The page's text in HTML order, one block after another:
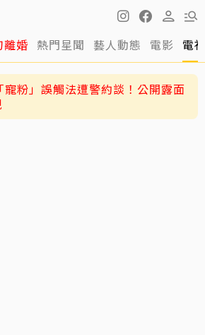
離婚 熱門星聞 藝人動態 電影 電
寵粉」誤觸法遭警約談！公開露面
備戰演唱會 萌學林志玲甜喊